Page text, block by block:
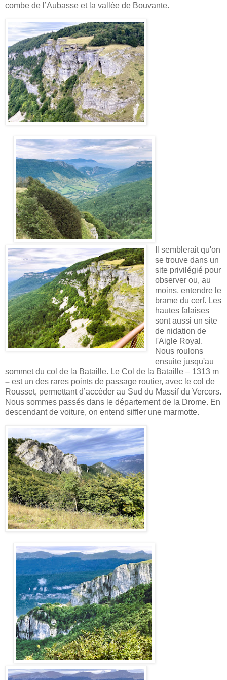
combe de l’Aubasse et la vallée de Bouvante.
Il semblerait qu'on
se trouve dans un
site privilégié pour
observer ou, au
moins, entendre le
brame du cerf. Les
hautes falaises
sont aussi un site
de nidation de
l'Aigle Royal.
Nous roulons
ensuite jusqu'au
sommet du col de la Bataille. Le Col de la Bataille – 1313 m
– est un des rares points de passage routier, avec le col de
Rousset, permettant d’accéder au Sud du Massif du Vercors.
Nous sommes passés dans le département de la Drome. En
descendant de voiture, on entend siffler une marmotte.